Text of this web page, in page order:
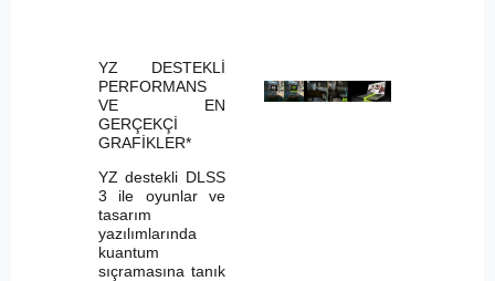
YZ DESTEKLİ
PERFORMANS
VE EN
GERÇEKÇİ
GRAFİKLER*
YZ destekli DLSS
3 ile oyunlar ve
tasarım
yazılımlarında
kuantum
sıçramasına tanık